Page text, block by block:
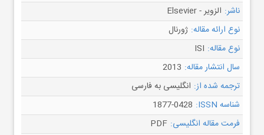
ناشر: الزویر - Elsevier
نوع ارائه مقاله: ژورنال
نوع مقاله: ISI
سال انتشار مقاله: 2013
ترجمه شده از: انگلیسی به فارسی
شناسه ISSN:
1877-0428
فرمت مقاله انگلیسی: PDF